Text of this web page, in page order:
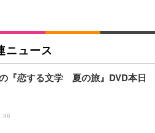
チェア デスクチェア 疲れない テレ
子 腰サポート 90度跳ね上げ式アーム
ドレスト ハンガー付き 高反発クッシ
通気性メッシュ ゲーミング/勉強/事
パソコンチェア (ブラック)
スチェア デスクチェア 疲れない テレ
強化バックレスト 30度ロッキング機
子 腰サポート 90度跳ね上げ式アーム
ゲーミングモニター DualSense 充電
ZDM1J）
Dell E2724HS 27インチ 液晶モニタ
）VA 非光沢 HDMI/DisplayP
カー内蔵 高さ調整 スイベル VESA対
フ ネオ・オムツ L 中型犬用 26枚入
マートベーシック) 【Amazon.co.jp
アイリスオーヤマ ペットシーツ
ワイド 100枚入 (x 1) (ケース販売)
ニュース
『恋する文学 夏の旅』DVD本日